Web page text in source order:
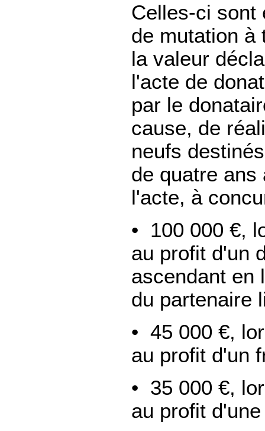
Celles-ci sont
de mutation à
la valeur
l'acte de
par le
cause, de
neufs
de quatre ans
l'acte, à
• 100 000 €,
au profit d'un
ascendant en
du partenaire
• 45 000 €,
au profit d'un
• 35 000 €,
au profit